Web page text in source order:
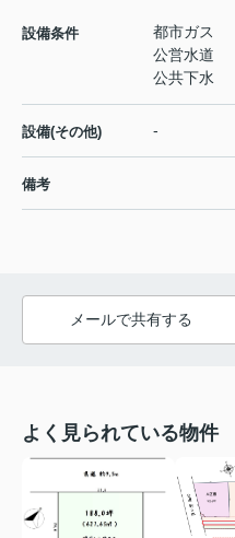
設備条件
都市ガス
公営水道
公共下水
設備(その他) -
備考
メールで共有する
よく見られている物件